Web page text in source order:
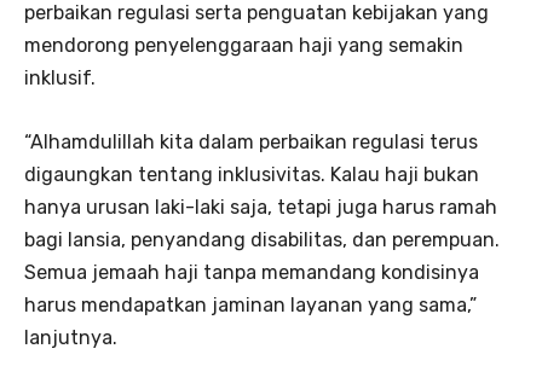
perbaikan regulasi serta penguatan kebijakan yang
mendorong penyelenggaraan haji yang semakin
inklusif.
“Alhamdulillah kita dalam perbaikan regulasi terus
digaungkan tentang inklusivitas. Kalau haji bukan
hanya urusan laki-laki saja, tetapi juga harus ramah
bagi lansia, penyandang disabilitas, dan perempuan.
Semua jemaah haji tanpa memandang kondisinya
harus mendapatkan jaminan layanan yang sama,”
lanjutnya.